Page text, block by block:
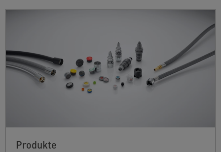
Produkte